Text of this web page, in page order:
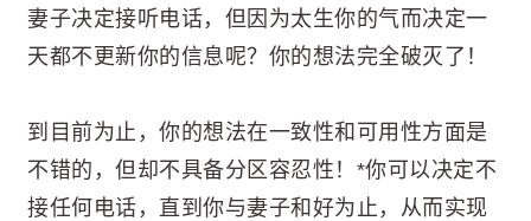
妻子决定接听电话，但因为太生你的气而决定一
天都不更新你的信息呢？你的想法完全破灭了！
到目前为止，你的想法在一致性和可用性方面是
不错的，但却不具备分区容忍性！*你可以决定不
接任何电话，直到你与妻子和好为止，从而实现